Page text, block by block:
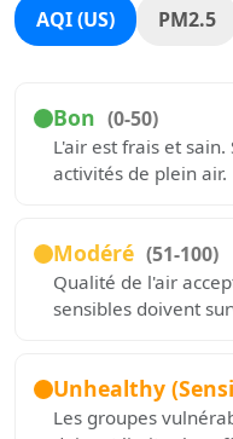
AQI (US) PM2.5
Bon (0-50)
L'air est frais et
activités de plein air.
Modéré (51-100)
Qualité de l'air
sensibles doivent
Unhealthy
Les groupes